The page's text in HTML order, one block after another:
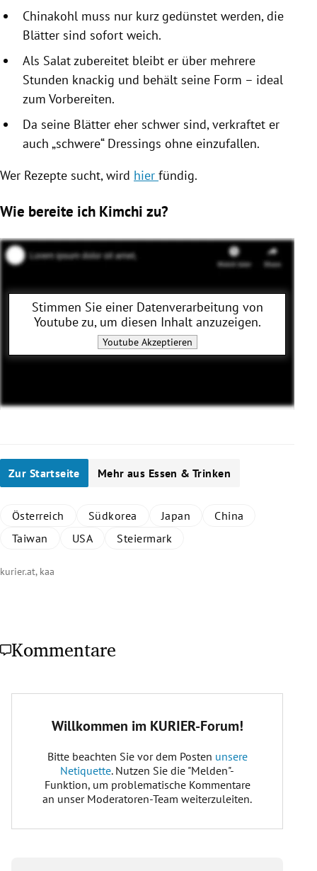
Chinakohl muss nur kurz gedünstet werden, die
Blätter sind sofort weich.
Als Salat zubereitet bleibt er über mehrere
Stunden knackig und behält seine Form – ideal
zum Vorbereiten.
Da seine Blätter eher schwer sind, verkraftet er
auch „schwere“ Dressings ohne einzufallen.
Wer Rezepte sucht, wird hier fündig.
Wie bereite ich Kimchi zu?
Stimmen Sie einer Datenverarbeitung von
Youtubezu, um diesen Inhalt anzuzeigen.
YoutubeAkzeptieren
Zur Startseite Mehr aus Essen & Trinken
Österreich Südkorea Japan
China
Taiwan
USA Steiermark
kurier.at, kaa
Kommentare